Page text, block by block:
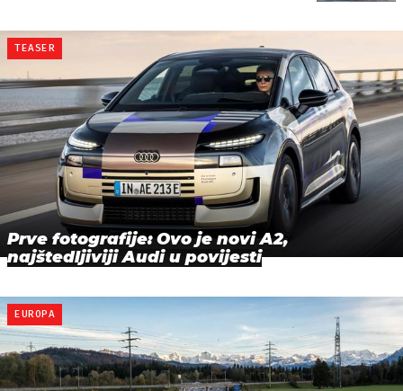
TEASER
Prve fotografije: Ovo je novi A2,
najštedljiviji Audi u povijesti
EUROPA